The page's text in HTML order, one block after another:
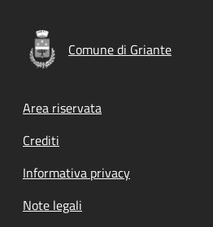
Comune di Griante
Footer menu
Area riservata
Crediti
Informativa privacy
Note legali